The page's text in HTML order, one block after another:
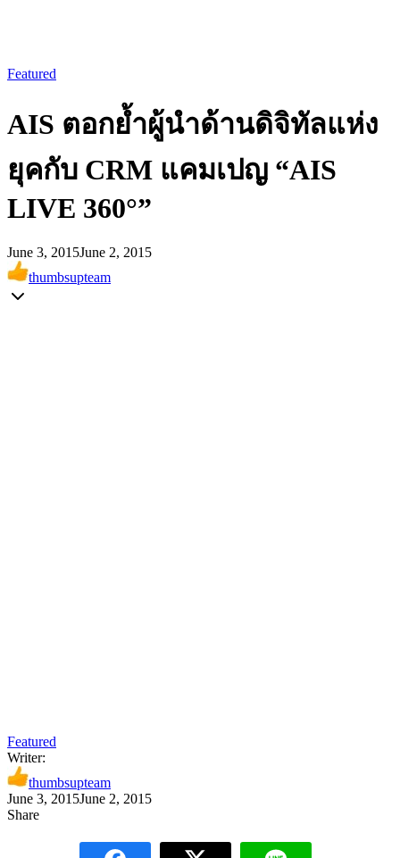
Featured
AIS ตอกย้ำผู้นำด้านดิจิทัลแห่ง
ยุคกับ CRM แคมเปญ “AIS
LIVE 360°”
June 3, 2015June 2, 2015
thumbsupteam
Featured
Writer:
thumbsupteam
June 3, 2015June 2, 2015
Share